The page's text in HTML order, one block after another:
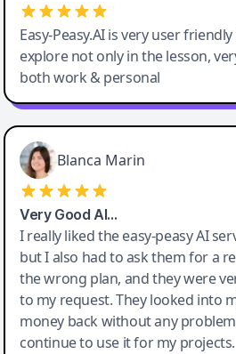
Easy-Peasy.AI is very user
explore not only in the lesson,
both work & personal
Blanca Marin
Very Good AI…
I really liked the easy-peasy AI
but I also had to ask them for a
the wrong plan, and they were
to my request. They looked into
money back without any
continue to use it for my projects.